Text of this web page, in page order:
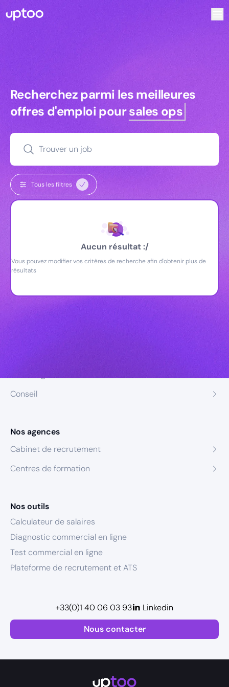
Recherchez parmi les meilleures
Recherchez parmi les meilleures
offres d'emploi poursales ops
Trouver un job
Tous les filtres
Aucun résultat :/
Vous pouvez modifier vos critères de recherche afin d'obtenir plus de
résultats
Conseil
Nos agences
Cabinet de recrutement
Centres de formation
Nos outils
Calculateur de salaires
Diagnostic commercial en ligne
Test commercial en ligne
Plateforme de recrutement et ATS
Nous contacter
+33(0)1 40 06 03 93 Linkedin